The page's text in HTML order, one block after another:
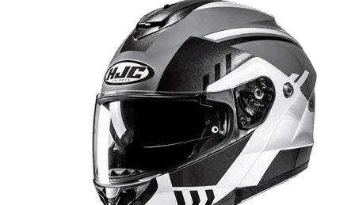
вариаций.
Опции
можно
выбрать
на
странице
товара.